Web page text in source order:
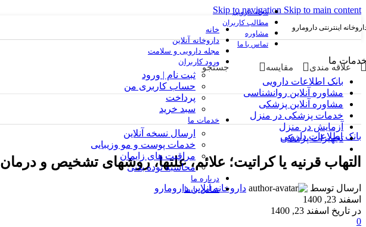
Skip to navigation Skip to main content
اینترنتی دارومارو
مجله دارویی
مطالب کاربران
مشاوره
تماس با ما
علاقه مندی مقایسه جستجو
ما
بانک اطلاعات دارویی
مشاوره آنلاین روانشناسی
مشاوره آنلاین پزشکی
خدمات پزشکی در منزل
آزمایش در منزل
تجهیزات پزشکی
خانه
داروخانه آنلاین
مجله دارویی و سلامت
ورود کاربران
ثبت نام | ورود
حساب کاربری من
پرداخت
سبد خرید
خدمات ما
ارسال نسخه آنلاین
خدمات پوست و مو وزیبایی
مراقبت های زایمان
محاسبه توده بدنی
درباره ما
تماس با ما
بانک اطلاعات دارویی
التهاب قرنیه یا کراتیت؛ علائم، علتها، روشهای تشخیص و درمان
ارسال توسط
داروخانه آنلاین دارومارو
اسفند 23, 1400
در تاریخ اسفند 23, 1400
0